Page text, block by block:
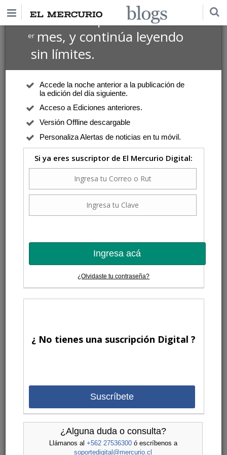
Suscríbete por $1 USD
ermes, y continúa leyendo
sin límites.
Accede la noche anterior a la publicación de
la edición del día siguiente.
Acceso a Ediciones anteriores.
Versión Offline descargable
Personaliza Alertas de noticias en tu móvil.
Si ya eres suscriptor de El Mercurio Digital:
Ingresa acá
¿Olvidaste tu contraseña?
¿ No tienes una suscripción Digital ?
Suscríbete
¿Alguna duda o consulta?
Llámanos al +562 27536300ó escríbenos a
soportedigital@mercurio.cl